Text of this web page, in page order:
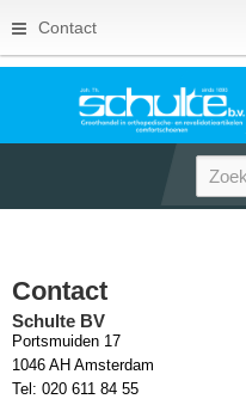
Contact
Contact
Schulte BV
Portsmuiden 17
1046 AH Amsterdam
Tel: 020 611 84 55